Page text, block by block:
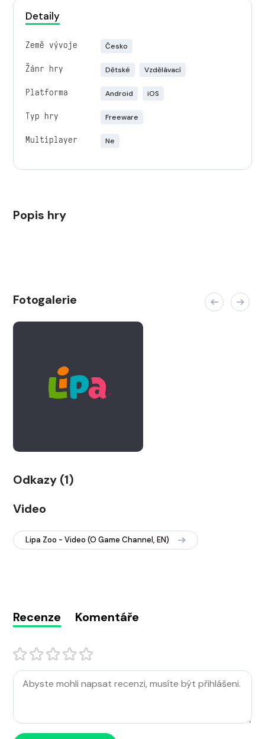
Detaily
Země vývoje Česko
Žánr hry Dětské Vzdělávací
Platforma Android iOS
Typ hry Freeware
Multiplayer Ne
Popis hry
Fotogalerie
Odkazy (1)
Video
Lipa Zoo - Video (O Game Channel, EN)
Recenze Komentáře